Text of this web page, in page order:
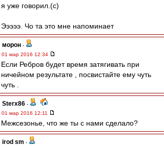
я уже говорил.(c)
Эээээ. Чо та это мне напоминает
морон -
01 мар 2016 12:34
Если Ребров будет время затягивать при
ничейном результате , посвистайте ему чуть
чуть .
Sterx86 -
01 мар 2016 12:11
Межсезонье, что же ты с нами сделало?
irod sm -